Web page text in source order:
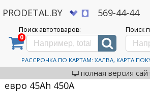
PRODETAL.BY 569-44-44
Поиск автотоваров:
0
Поиск
РАССРОЧКА ПО КАРТАМ: ХАЛВА, КАРТА
полная версия
Дискаунтер автозапчастей PRODETAL.BY > Каталог
аккумуляторы
Blitz Silver евро 45Ah 450A
Автомобильный
аккумулятор Blitz Silver
евро 45Ah 450A